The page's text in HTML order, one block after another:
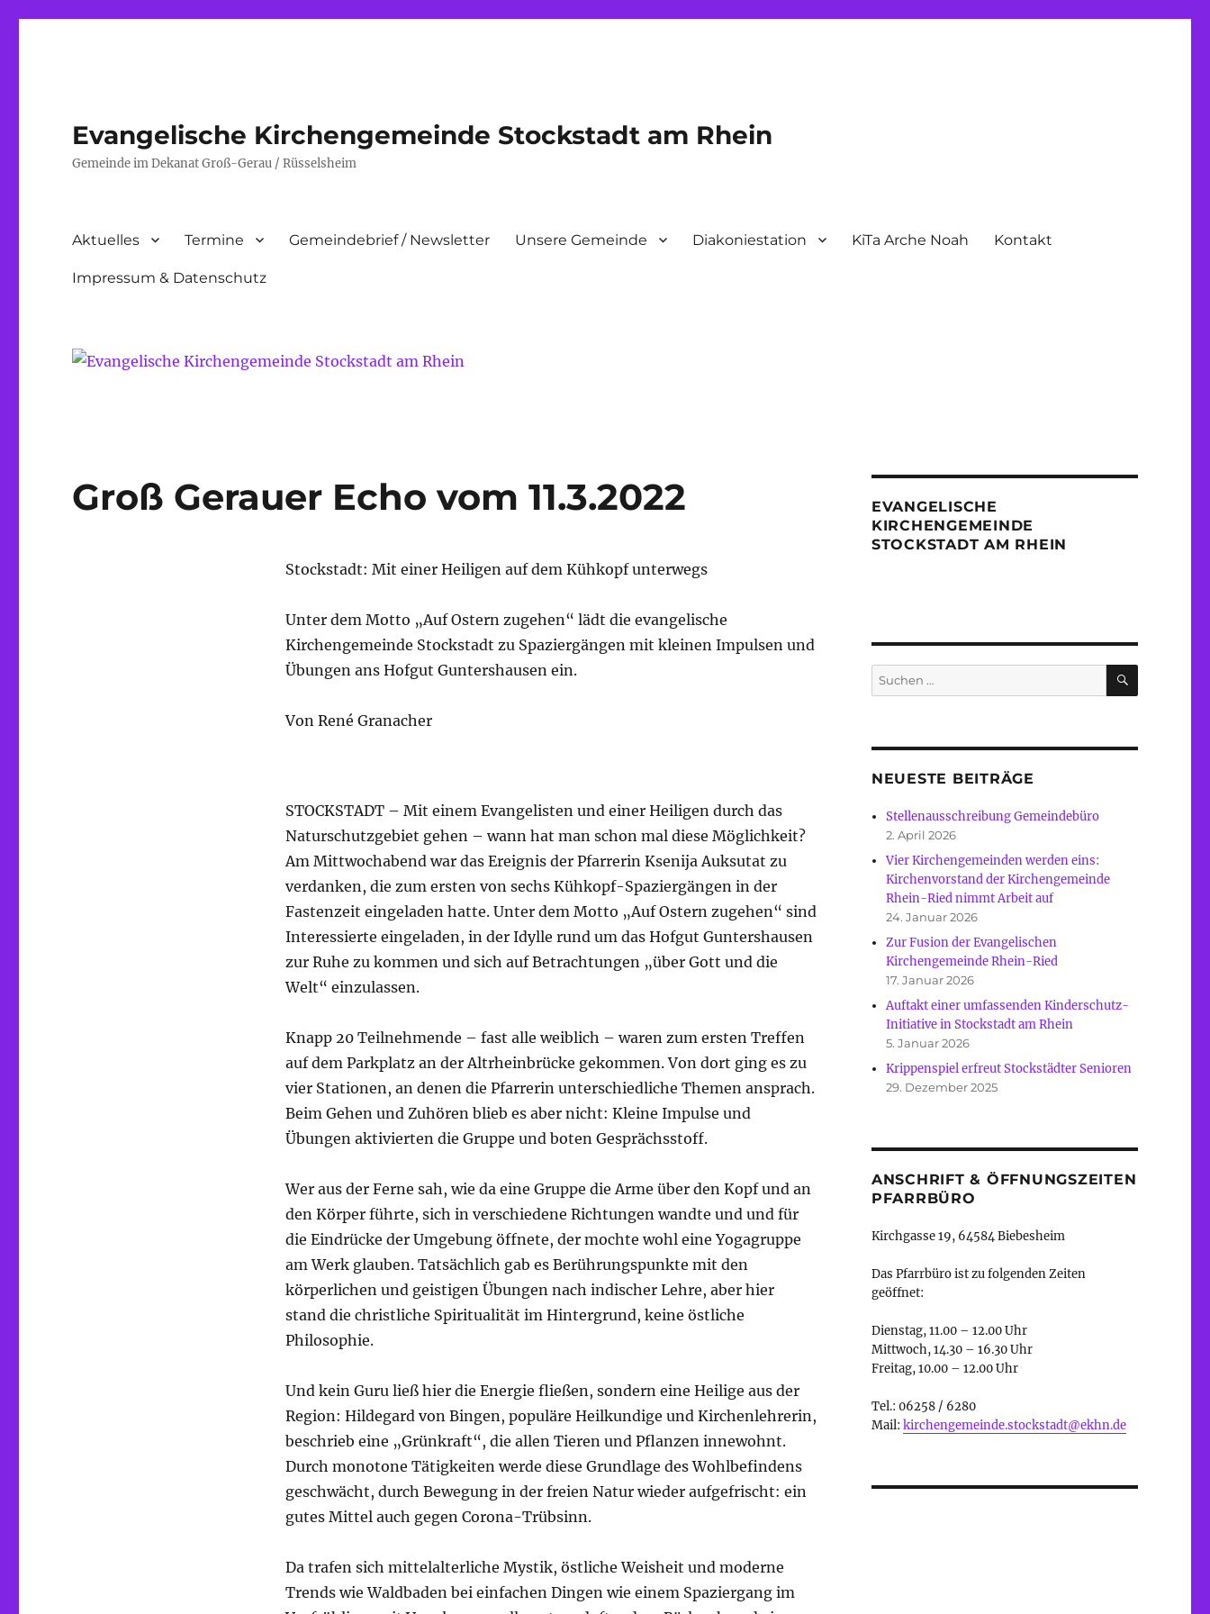
Evangelische Kirchengemeinde Stockstadt am Rhein
Gemeinde im Dekanat Groß-Gerau / Rüsselsheim
Aktuelles Termine Gemeindebrief / Newsletter Unsere Gemeinde Diakoniestation KiTa Arche Noah Kontakt
Impressum & Datenschutz
Groß Gerauer Echo vom 11.3.2022
Stockstadt: Mit einer Heiligen auf dem Kühkopf unterwegs
Unter dem Motto „Auf Ostern zugehen“ lädt die evangelische
Kirchengemeinde Stockstadt zu Spaziergängen mit kleinen Impulsen und
Übungen ans Hofgut Guntershausen ein.
Von René Granacher
STOCKSTADT – Mit einem Evangelisten und einer Heiligen durch das
Naturschutzgebiet gehen – wann hat man schon mal diese Möglichkeit?
Am Mittwochabend war das Ereignis der Pfarrerin Ksenija Auksutat zu
verdanken, die zum ersten von sechs Kühkopf-Spaziergängen in der
Fastenzeit eingeladen hatte. Unter dem Motto „Auf Ostern zugehen“ sind
Interessierte eingeladen, in der Idylle rund um das Hofgut Guntershausen
zur Ruhe zu kommen und sich auf Betrachtungen „über Gott und die
Welt“ einzulassen.
Knapp 20 Teilnehmende – fast alle weiblich – waren zum ersten Treffen
auf dem Parkplatz an der Altrheinbrücke gekommen. Von dort ging es zu
vier Stationen, an denen die Pfarrerin unterschiedliche Themen ansprach.
Beim Gehen und Zuhören blieb es aber nicht: Kleine Impulse und
Übungen aktivierten die Gruppe und boten Gesprächsstoff.
Wer aus der Ferne sah, wie da eine Gruppe die Arme über den Kopf und an
den Körper führte, sich in verschiedene Richtungen wandte und und für
die Eindrücke der Umgebung öffnete, der mochte wohl eine Yogagruppe
am Werk glauben. Tatsächlich gab es Berührungspunkte mit den
körperlichen und geistigen Übungen nach indischer Lehre, aber hier
stand die christliche Spiritualität im Hintergrund, keine östliche
Philosophie.
Und kein Guru ließ hier die Energie fließen, sondern eine Heilige aus der
Region: Hildegard von Bingen, populäre Heilkundige und Kirchenlehrerin,
beschrieb eine „Grünkraft“, die allen Tieren und Pflanzen innewohnt.
Durch monotone Tätigkeiten werde diese Grundlage des Wohlbefindens
geschwächt, durch Bewegung in der freien Natur wieder aufgefrischt: ein
gutes Mittel auch gegen Corona-Trübsinn.
Da trafen sich mittelalterliche Mystik, östliche Weisheit und moderne
Trends wie Waldbaden bei einfachen Dingen wie einem Spaziergang im
EVANGELISCHE
KIRCHENGEMEINDE
STOCKSTADT AM RHEIN
Suche
nach:
SUCHEN
NEUESTE BEITRÄGE
Stellenausschreibung Gemeindebüro
2. April 2026
Vier Kirchengemeinden werden eins:
Kirchenvorstand der Kirchengemeinde
Rhein-Ried nimmt Arbeit auf
24. Januar 2026
Zur Fusion der Evangelischen
Kirchengemeinde Rhein-Ried
17. Januar 2026
Auftakt einer umfassenden Kinderschutz-
Initiative in Stockstadt am Rhein
5. Januar 2026
Krippenspiel erfreut Stockstädter Senioren
29. Dezember 2025
ANSCHRIFT & ÖFFNUNGSZEITEN
PFARRBÜRO
Kirchgasse 19, 64584 Biebesheim
Das Pfarrbüro ist zu folgenden Zeiten
geöffnet:
Dienstag, 11.00 – 12.00 Uhr
Mittwoch, 14.30 – 16.30 Uhr
Freitag, 10.00 – 12.00 Uhr
Tel.: 06258 / 6280
Mail: kirchengemeinde.stockstadt@ekhn.de